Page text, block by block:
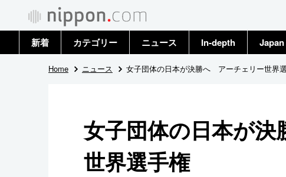
新着 カテゴリー
政治・外交
国際
社会
ニュース
トップ
In-depth
Home ニュース 女子団体の日本が決勝へ アーチェリー世界
女子団体の日本が
世界選手権